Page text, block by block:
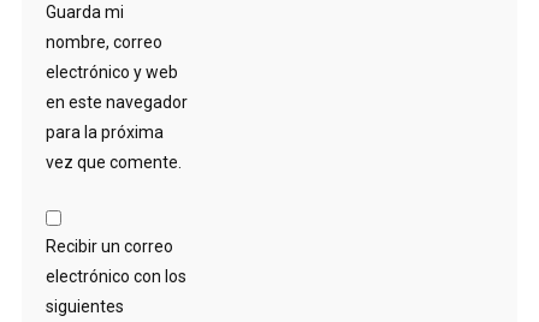
Guarda mi
nombre, correo
electrónico y web
en este navegador
para la próxima
vez que comente.
Recibir un correo
electrónico con los
siguientes